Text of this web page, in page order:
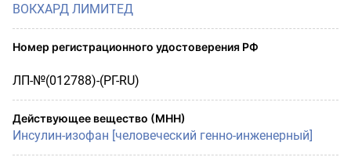
ВОКХАРД ЛИМИТЕД
Номер регистрационного удостоверения РФ
ЛП-№(012788)-(РГ-RU)
Действующее вещество (МНН)
Инсулин-изофан [человеческий генно-инженерный]